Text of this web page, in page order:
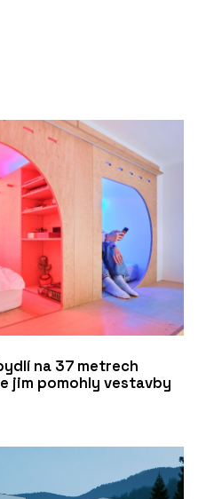
na 37 metrech
jim pomohly vestavby